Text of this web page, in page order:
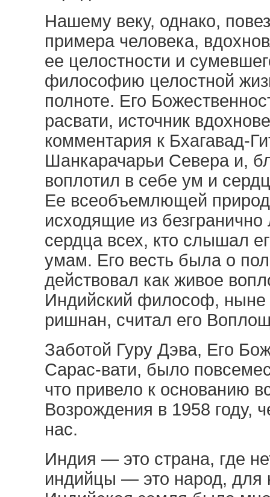
Нашему веку, однако,
примера человека,
ее целостности и
философию целостной
полноте. Его
расвати, источник
комментария к Бхагавад-
Шанкарачарьи Севера и,
воплотил в себе ум и
Ее всеобъемлющей
исходящие из
сердца всех, кто слышал
умам. Его весть была о
действовал как живое
Индийский философ, ныне
ришнан, считал его
Заботой Гуру Дэва, Его
Сарас-вати, было
что привело к основанию
Возрождения в 1958 году,
нас.
Индия — это страна, где
индийцы — это народ, для